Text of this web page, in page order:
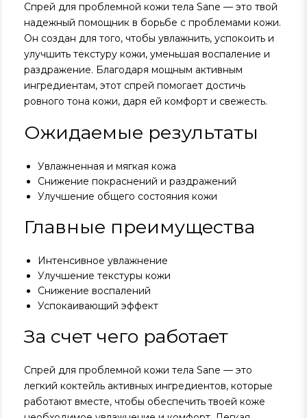
Спрей для проблемной кожи тела Sane — это твой
надежный помощник в борьбе с проблемами кожи.
Он создан для того, чтобы увлажнить, успокоить и
улучшить текстуру кожи, уменьшая воспаление и
раздражение. Благодаря мощным активным
ингредиентам, этот спрей помогает достичь
ровного тона кожи, даря ей комфорт и свежесть.
Ожидаемые результаты
Увлажненная и мягкая кожа
Снижение покраснений и раздражений
Улучшение общего состояния кожи
Главные преимущества
Интенсивное увлажнение
Улучшение текстуры кожи
Снижение воспалений
Успокаивающий эффект
За счет чего работает
Спрей для проблемной кожи тела Sane — это
легкий коктейль активных ингредиентов, которые
работают вместе, чтобы обеспечить твоей коже